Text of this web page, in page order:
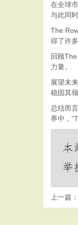
在全球
与此同
The
得了许
回顾
力量。
展望未
稳固其
总结而
界中，
上一篇：